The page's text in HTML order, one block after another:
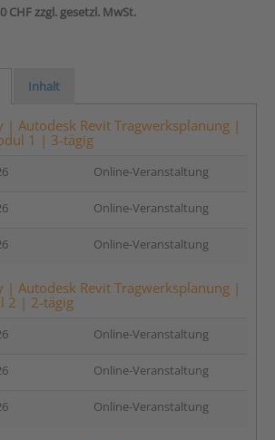
CHF zzgl. gesetzl. MwSt.
Inhalt
| Autodesk Revit Tragwerksplanung |
1 | 3-tägig
Online-Veranstaltung
Online-Veranstaltung
Online-Veranstaltung
| Autodesk Revit Tragwerksplanung |
2 | 2-tägig
Online-Veranstaltung
Online-Veranstaltung
Online-Veranstaltung